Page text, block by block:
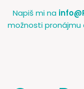
Napiš mi na
možnosti pronájmu